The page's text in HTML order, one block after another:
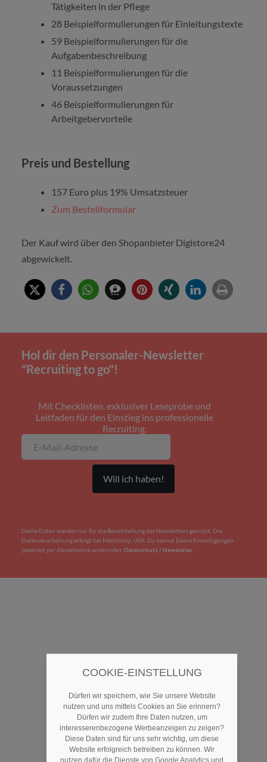
Tätigkeiten in der Pflege
28 Beispielformulierungen für Einleitungstexte
59 Beispielformulierungen für die
Aufgabenbeschreibung
11 Beispielformulierungen für die
Voraussetzungen
46 Beispielformulierungen für
Arbeitgebervorteile
Preis und Bestellung
157 Euro plus 19% Umsatzsteuer
Zum Bestellformular
Der Kauf wird über den Shopanbieter Digistore24
abgewickelt.
Hol dir den Personaler-Newsletter
"Recruiting to go"!
Mit Checklisten, exklusiver Leseprobe und
Leitfaden für den Einstieg ins professionelle
Recruiting.
Deine Daten werden nur für die Bereitstellung des Newsletters genutzt. Die
Datenverarbeitung erfolgt bei Mailchimp, USA. Du kannst Deine Einwilligungen
jederzeit per Abmeldelink widerrufen. Datenschutz / Newsletter
COOKIE-EINSTELLUNG
Dürfen wir speichern, wie Sie unsere Website
nutzen und uns mittels Cookies an Sie erinnern?
Dürfen wir zudem Ihre Daten nutzen, um
interesserenbezogene Werbeanzeigen zu zeigen?
Diese Daten sind für uns sehr wichtig, um diese
Website erfolgreich betreiben zu können. Wir
nutzen dafür die Dienste von Google Analytics und